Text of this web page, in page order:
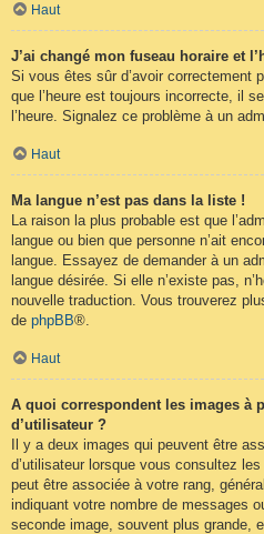
Haut
J’ai changé mon fuseau horaire et
Si vous êtes sûr d’avoir correctement
que l’heure est toujours incorrecte, il
l’heure. Signalez ce problème à un
Haut
Ma langue n’est pas dans la liste !
La raison la plus probable est que
langue ou bien que personne n’ait
langue. Essayez de demander à un
langue désirée. Si elle n’existe pas,
nouvelle traduction. Vous trouverez
de phpBB®.
Haut
A quoi correspondent les images à
d’utilisateur ?
Il y a deux images qui peuvent être
d’utilisateur lorsque vous consultez les
peut être associée à votre rang,
indiquant votre nombre de messages
seconde image, souvent plus grande,